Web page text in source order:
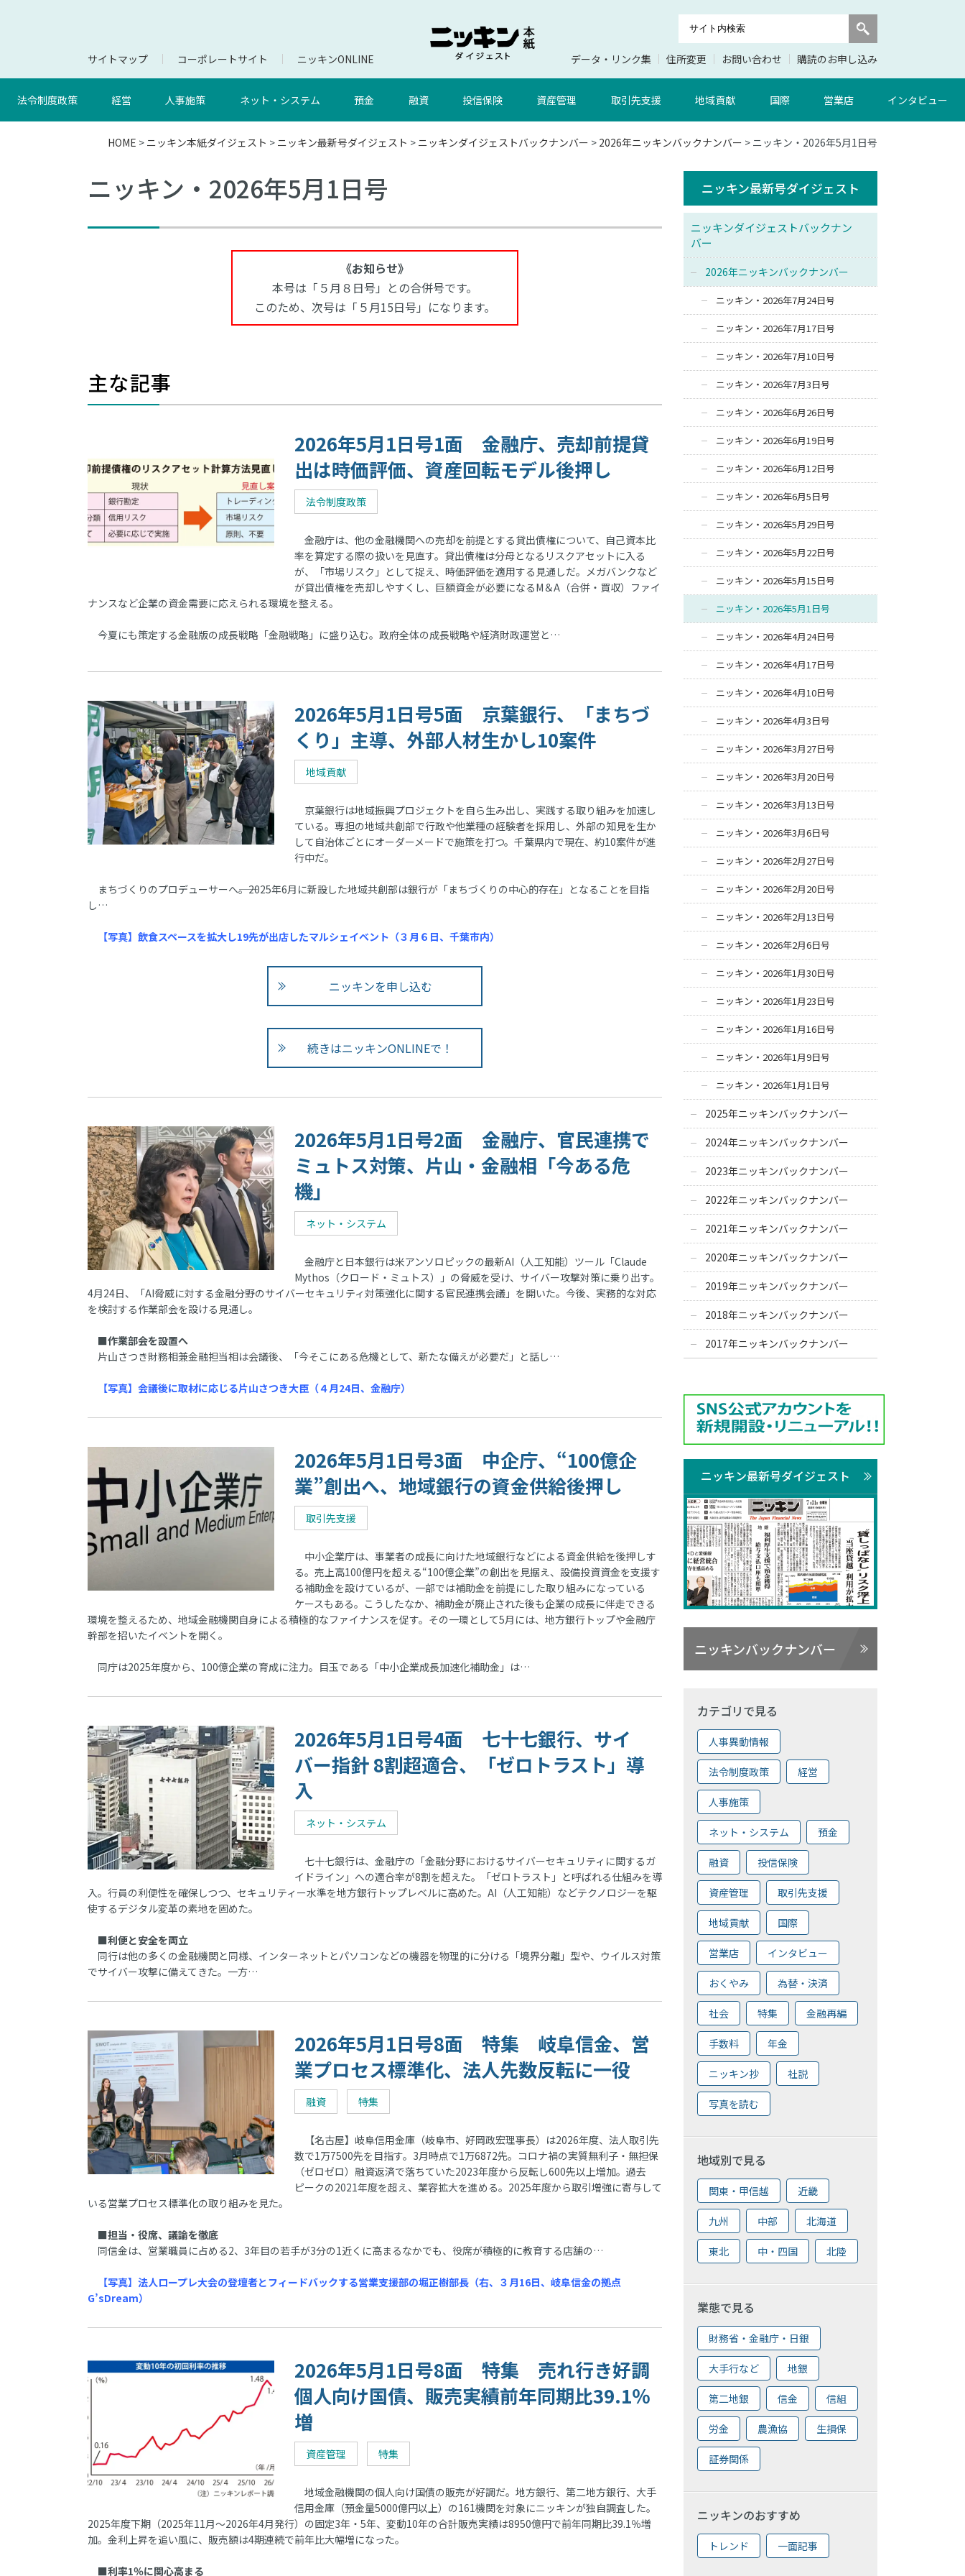
サイトマップ コーポレートサイト ニッキンONLINE データ・リンク集 住所変更 お問い合わせ 購読のお申し込み
法令制度政策 経営 人事施策 ネット・システム 預金 融資 投信保険 資産管理 取引先支援 地域貢献 国際 営業店 インタビュー
HOME > ニッキン本紙ダイジェスト > ニッキン最新号ダイジェスト > ニッキンダイジェストバックナンバー > 2026年ニッキンバックナンバー > ニッキン・2026年5月1日号
ニッキン・2026年5月1日号
《お知らせ》
本号は「５月８日号」との合併号です。
このため、次号は「５月15日号」になります。
主な記事
2026年5月1日号1面 金融庁、売却前提貸
出は時価評価、資産回転モデル後押し
法令制度政策
金融庁は、他の金融機関への売却を前提とする貸出債権について、自己資本比
率を算定する際の扱いを見直す。貸出債権は分母となるリスクアセットに入る
が、「市場リスク」として捉え、時価評価を適用する見通しだ。メガバンクなど
が貸出債権を売却しやすくし、巨額資金が必要になるM＆A（合併・買収）ファイ
ナンスなど企業の資金需要に応えられる環境を整える。
今夏にも策定する金融版の成長戦略「金融戦略」に盛り込む。政府全体の成長戦略や経済財政運営と…
2026年5月1日号5面 京葉銀行、「まちづ
くり」主導、外部人材生かし10案件
地域貢献
京葉銀行は地域振興プロジェクトを自ら生み出し、実践する取り組みを加速し
ている。専担の地域共創部で行政や他業種の経験者を採用し、外部の知見を生か
して自治体ごとにオーダーメードで施策を打つ。千葉県内で現在、約10案件が進
行中だ。
まちづくりのプロデューサーへ――。2025年6月に新設した地域共創部は銀行が「まちづくりの中心的存在」となることを目指
し…
【写真】飲食スペースを拡大し19先が出店したマルシェイベント（３月６日、千葉市内）
ニッキンを申し込む
続きはニッキンONLINEで！
2026年5月1日号2面 金融庁、官民連携で
ミュトス対策、片山・金融相「今ある危
機」
ネット・システム
金融庁と日本銀行は米アンソロピックの最新AI（人工知能）ツール「Claude
Mythos（クロード・ミュトス）」の脅威を受け、サイバー攻撃対策に乗り出す。
4月24日、「AI脅威に対する金融分野のサイバーセキュリティ対策強化に関する官民連携会議」を開いた。今後、実務的な対応
を検討する作業部会を設ける見通し。
■作業部会を設置へ
片山さつき財務相兼金融担当相は会議後、「今そこにある危機として、新たな備えが必要だ」と話し…
【写真】会議後に取材に応じる片山さつき大臣（４月24日、金融庁）
2026年5月1日号3面 中企庁、“100億企
業”創出へ、地域銀行の資金供給後押し
取引先支援
中小企業庁は、事業者の成長に向けた地域銀行などによる資金供給を後押しす
る。売上高100億円を超える“100億企業”の創出を見据え、設備投資資金を支援す
る補助金を設けているが、一部では補助金を前提にした取り組みになっている
ケースもある。こうしたなか、補助金が廃止された後も企業の成長に伴走できる
環境を整えるため、地域金融機関自身による積極的なファイナンスを促す。その一環として5月には、地方銀行トップや金融庁
幹部を招いたイベントを開く。
同庁は2025年度から、100億企業の育成に注力。目玉である「中小企業成長加速化補助金」は…
2026年5月1日号4面 七十七銀行、サイ
バー指針 8割超適合、「ゼロトラスト」導
入
ネット・システム
七十七銀行は、金融庁の「金融分野におけるサイバーセキュリティに関するガ
イドライン」への適合率が8割を超えた。「ゼロトラスト」と呼ばれる仕組みを導
入。行員の利便性を確保しつつ、セキュリティー水準を地方銀行トップレベルに高めた。AI（人工知能）などテクノロジーを駆
使するデジタル変革の素地を固めた。
■利便と安全を両立
同行は他の多くの金融機関と同様、インターネットとパソコンなどの機器を物理的に分ける「境界分離」型や、ウイルス対策
でサイバー攻撃に備えてきた。一方…
2026年5月1日号8面 特集 岐阜信金、営
業プロセス標準化、法人先数反転に一役
融資 特集
【名古屋】岐阜信用金庫（岐阜市、好岡政宏理事長）は2026年度、法人取引先
数で1万7500先を目指す。3月時点で1万6872先。コロナ禍の実質無利子・無担保
（ゼロゼロ）融資返済で落ちていた2023年度から反転し600先以上増加。過去
ピークの2021年度を超え、業容拡大を進める。2025年度から取引増強に寄与して
いる営業プロセス標準化の取り組みを見た。
■担当・役席、議論を徹底
同信金は、営業職員に占める2、3年目の若手が3分の1近くに高まるなかでも、役席が積極的に教育する店舗の…
【写真】法人ロープレ大会の登壇者とフィードバックする営業支援部の堀正樹部長（右、３月16日、岐阜信金の拠点
G’sDream）
2026年5月1日号8面 特集 売れ行き好調
個人向け国債、販売実績前年同期比39.1％
増
資産管理 特集
地域金融機関の個人向け国債の販売が好調だ。地方銀行、第二地方銀行、大手
信用金庫（預金量5000億円以上）の161機関を対象にニッキンが独自調査した。
2025年度下期（2025年11月～2026年4月発行）の固定3年・5年、変動10年の合計販売実績は8950億円で前年同期比39.1％増
加。金利上昇を追い風に、販売額は4期連続で前年比大幅増になった。
■利率1％に関心高まる
ニッキン最新号ダイジェスト
ニッキンダイジェストバックナン
バー
2026年ニッキンバックナンバー
ニッキン・2026年7月24日号
ニッキン・2026年7月17日号
ニッキン・2026年7月10日号
ニッキン・2026年7月3日号
ニッキン・2026年6月26日号
ニッキン・2026年6月19日号
ニッキン・2026年6月12日号
ニッキン・2026年6月5日号
ニッキン・2026年5月29日号
ニッキン・2026年5月22日号
ニッキン・2026年5月15日号
ニッキン・2026年5月1日号
ニッキン・2026年4月24日号
ニッキン・2026年4月17日号
ニッキン・2026年4月10日号
ニッキン・2026年4月3日号
ニッキン・2026年3月27日号
ニッキン・2026年3月20日号
ニッキン・2026年3月13日号
ニッキン・2026年3月6日号
ニッキン・2026年2月27日号
ニッキン・2026年2月20日号
ニッキン・2026年2月13日号
ニッキン・2026年2月6日号
ニッキン・2026年1月30日号
ニッキン・2026年1月23日号
ニッキン・2026年1月16日号
ニッキン・2026年1月9日号
ニッキン・2026年1月1日号
2025年ニッキンバックナンバー
2024年ニッキンバックナンバー
2023年ニッキンバックナンバー
2022年ニッキンバックナンバー
2021年ニッキンバックナンバー
2020年ニッキンバックナンバー
2019年ニッキンバックナンバー
2018年ニッキンバックナンバー
2017年ニッキンバックナンバー
ニッキン最新号ダイジェスト
ニッキンバックナンバー
カテゴリで見る
人事異動情報
法令制度政策 経営
人事施策
ネット・システム 預金
融資 投信保険
資産管理 取引先支援
地域貢献 国際
営業店 インタビュー
おくやみ 為替・決済
社会 特集 金融再編
手数料 年金
ニッキン抄 社説
写真を読む
地域別で見る
関東・甲信越 近畿
九州 中部 北海道
東北 中・四国 北陸
業態で見る
財務省・金融庁・日銀
大手行など 地銀
第二地銀 信金 信組
労金 農漁協 生損保
証券関係
ニッキンのおすすめ
トレンド 一面記事